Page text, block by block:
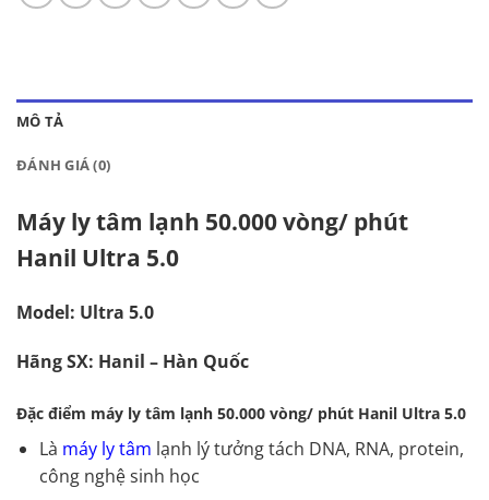
MÔ TẢ
ĐÁNH GIÁ (0)
Máy ly tâm lạnh 50.000 vòng/ phút
Hanil Ultra 5.0
Model: Ultra 5.0
Hãng SX: Hanil – Hàn Quốc
Đặc điểm máy ly tâm lạnh 50.000 vòng/ phút Hanil Ultra 5.0
Là máy ly tâm lạnh lý tưởng tách DNA, RNA, protein,
công nghệ sinh học